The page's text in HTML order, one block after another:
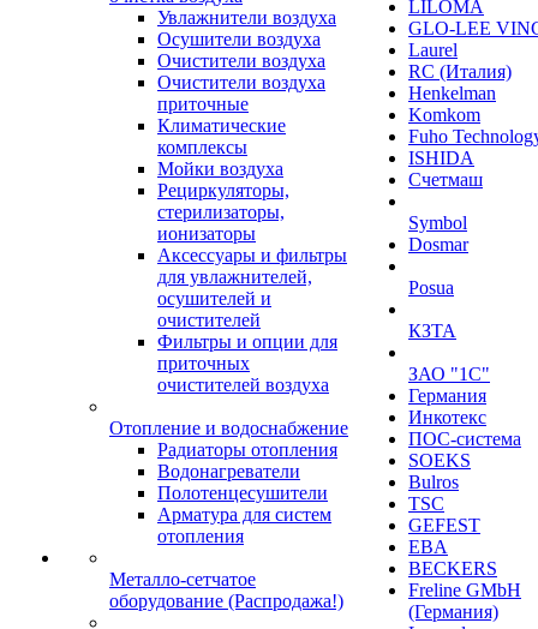
Увлажнители воздуха
Осушители воздуха
Очистители воздуха
Очистители воздуха
приточные
Климатические
комплексы
Мойки воздуха
Рециркуляторы,
стерилизаторы,
ионизаторы
Аксессуары и фильтры
для увлажнителей,
осушителей и
очистителей
Фильтры и опции для
приточных
очистителей воздуха
Отопление и водоснабжение
Радиаторы отопления
Водонагреватели
Полотенцесушители
Арматура для систем
отопления
Металло-сетчатое
оборудование (Распродажа!)
LILOMA
GLO-LEE
Laurel
RC (Италия)
Henkelman
Komkom
Fuho
ISHIDA
Счетмаш
Symbol
Dosmar
Posua
КЗТА
ЗАО "1С"
Германия
Инкотекс
ПОС-система
SOEKS
Bulros
TSC
GEFEST
EBA
BECKERS
Freline GMbH
(Германия)